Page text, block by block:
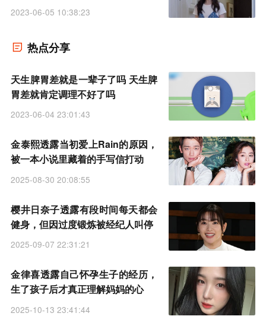
2023-06-05 10:38:23
热点分享
天生脾胃差就是一辈子了吗 天生脾
胃差就肯定调理不好了吗
2023-06-04 23:01:43
金泰熙透露当初爱上Rain的原因，
被一本小说里藏着的手写信打动
2025-08-30 20:08:55
樱井日奈子透露有段时间每天都会
健身，但因过度锻炼被经纪人叫停
2025-09-07 22:31:21
金律喜透露自己怀孕生子的经历，
生了孩子后才真正理解妈妈的心
2025-10-13 23:41:44